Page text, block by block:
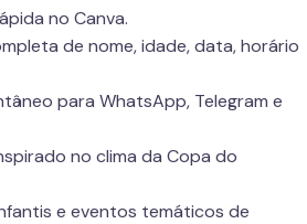
no Canva.
de nome, idade, data, horário
para WhatsApp, Telegram e
no clima da Copa do
e eventos temáticos de